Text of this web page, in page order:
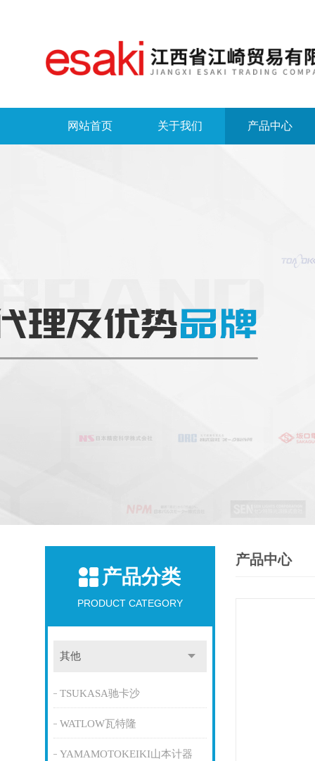
网站首页 关于我们 产品中心
产品分类
PRODUCT CATEGORY
其他
TSUKASA驰卡沙
WATLOW瓦特隆
YAMAMOTOKEIKI山本计器
产品中心